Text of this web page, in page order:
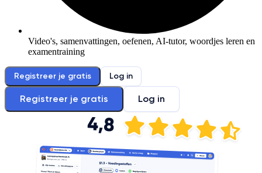
Video's, samenvattingen, oefenen, AI-tutor, woordjes leren en
examentraining
Registreer je gratis Log in
Registreer je gratis Log in